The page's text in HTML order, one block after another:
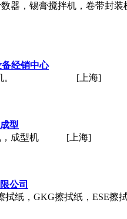
器，锡膏搅拌机，卷带封
备经销中心
[上海]
型
成型机
[上海]
公司
拭纸，GKG擦拭纸，ESE擦